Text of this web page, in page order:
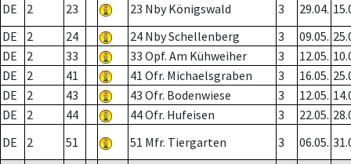
DE
2 23 23 Nby Königswald 3 29.04.
DE
2 24 24 Nby Schellenberg 3 09.05.
DE
2 33 33 Opf. Am Kühweiher 3 12.05.
DE
2 41 41 Ofr. Michaelsgraben 3 16.05.
DE
2 43 43 Ofr. Bodenwiese 3 12.05.
DE
2 44 44 Ofr. Hufeisen 3 22.05.
DE
2 51 51 Mfr. Tiergarten 3 06.05.